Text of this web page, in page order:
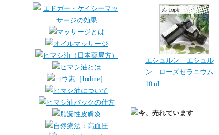
エシュルン エシュル
ン ローズゼラニウ
10mL